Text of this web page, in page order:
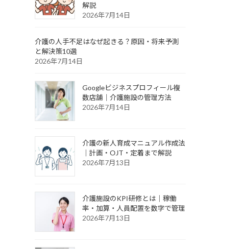
解説
2026年7月14日
介護の人手不足はなぜ起きる？原因・将来予測
と解決策10選
2026年7月14日
Googleビジネスプロフィール複
数店舗｜介護施設の管理方法
2026年7月14日
介護の新人育成マニュアル作成法
｜計画・OJT・定着まで解説
2026年7月13日
介護施設のKPI研修とは｜稼働
率・加算・人員配置を数字で管理
2026年7月13日